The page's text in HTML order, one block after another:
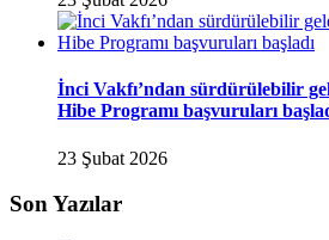
İnci Vakfı’ndan sürdürülebilir
Hibe Programı başvuruları
23 Şubat 2026
Son Yazılar